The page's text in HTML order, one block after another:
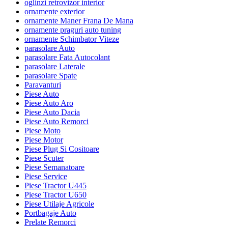
oglinzi retrovizor interior
ornamente exterior
ornamente Maner Frana De Mana
ornamente praguri auto tuning
ornamente Schimbator Viteze
parasolare Auto
parasolare Fata Autocolant
parasolare Laterale
parasolare Spate
Paravanturi
Piese Auto
Piese Auto Aro
Piese Auto Dacia
Piese Auto Remorci
Piese Moto
Piese Motor
Piese Plug Si Cositoare
Piese Scuter
Piese Semanatoare
Piese Service
Piese Tractor U445
Piese Tractor U650
Piese Utilaje Agricole
Portbagaje Auto
Prelate Remorci